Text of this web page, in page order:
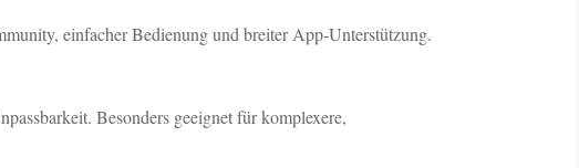
einfacher Bedienung und breiter App-Unterstützung.
Besonders geeignet für komplexere,